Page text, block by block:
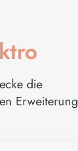
die
Erweiterung